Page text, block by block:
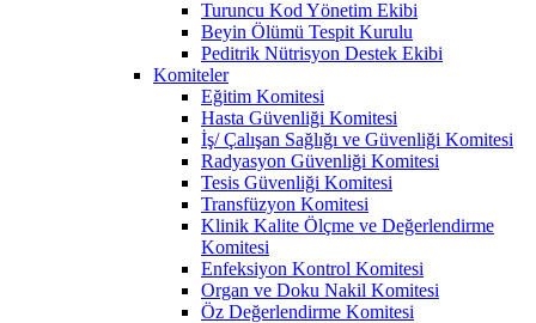
Turuncu Kod Yönetim Ekibi
Beyin Ölümü Tespit Kurulu
Peditrik Nütrisyon Destek Ekibi
Komiteler
Eğitim Komitesi
Hasta Güvenliği Komitesi
İş/ Çalışan Sağlığı ve Güvenliği Komitesi
Radyasyon Güvenliği Komitesi
Tesis Güvenliği Komitesi
Transfüzyon Komitesi
Klinik Kalite Ölçme ve Değerlendirme
Komitesi
Enfeksiyon Kontrol Komitesi
Organ ve Doku Nakil Komitesi
Öz Değerlendirme Komitesi